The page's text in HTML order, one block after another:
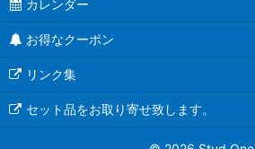
カレンダー
お得なクーポン
リンク集
セット品をお取り寄せ致します。